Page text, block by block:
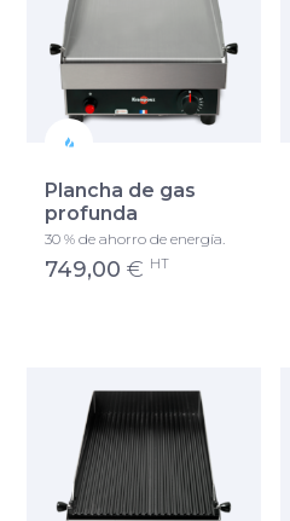
Plancha de gas
profunda
30 % de ahorro de energía.
749,00 € HT